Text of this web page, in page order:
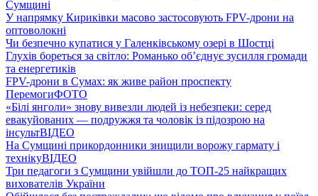
Сумщині
У напрямку Кириківки масово застосовують FPV-дрони на
оптоволокні
Чи безпечно купатися у Галенківському озері в Шостці
Глухів бореться за світло: Романько об’єднує зусилля громади
та енергетиків
FPV-дрони в Сумах: як живе район проспекту
ПеремогиФОТО
«Білі янголи» знову вивезли людей із небезпеки: серед
евакуйованих — подружжя та чоловік із підозрою на
інсультВІДЕО
На Сумщині прикордонники знищили ворожу гармату і
технікуВІДЕО
Три педагоги з Сумщини увійшли до ТОП-25 найкращих
вихователів України